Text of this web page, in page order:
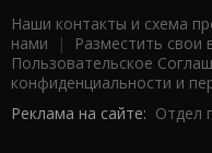
Наши контакты и схема
нами | Разместить свои
Пользовательское
конфиденциальности и
Реклама на сайте: Отдел